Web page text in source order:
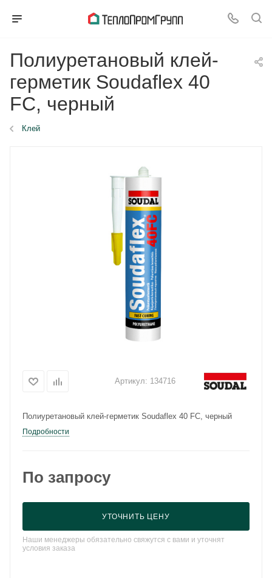
Полиуретановый клей-
герметик Soudaflex 40
FC, черный
Клей
Артикул: 134716
Полиуретановый клей-герметик Soudaflex 40 FC, черный
Подробности
По запросу
УТОЧНИТЬ ЦЕНУ
Наши менеджеры обязательно свяжутся с вами и уточнят
условия заказа